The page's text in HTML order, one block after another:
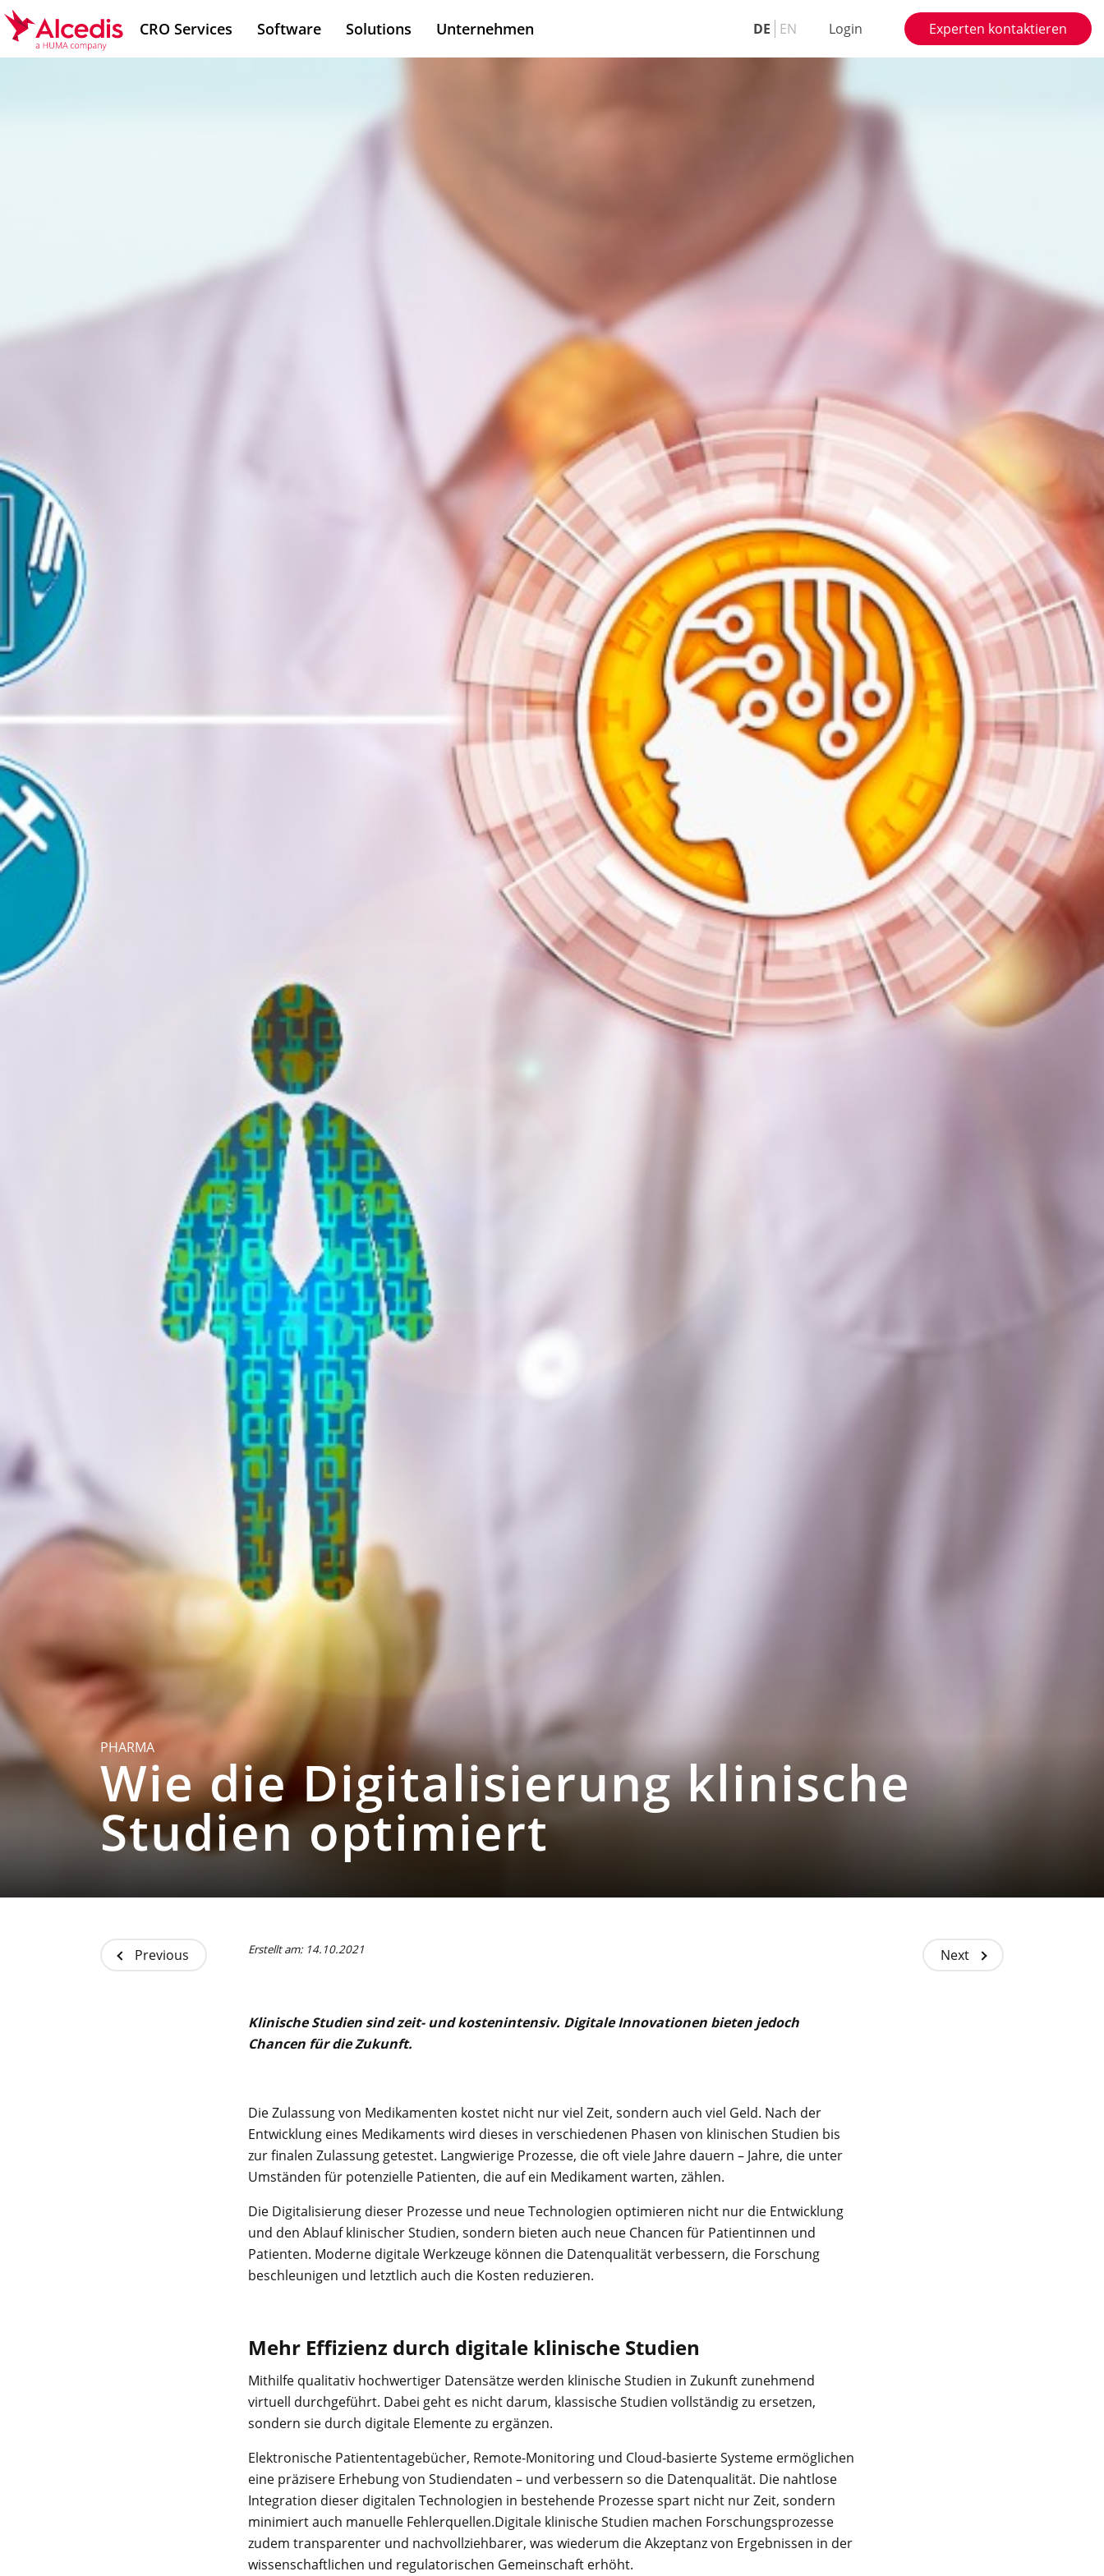
Direkt
zum
Inhalt
CRO Services Software Solutions Unternehmen DE EN Login Experten kontaktieren
PHARMA
Wie die Digitalisierung klinische
Studien optimiert
Erstellt am: 14.10.2021
Klinische Studien sind zeit- und kostenintensiv. Digitale Innovationen bieten jedoch
Chancen für die Zukunft.
Die Zulassung von Medikamenten kostet nicht nur viel Zeit, sondern auch viel Geld. Nach der
Entwicklung eines Medikaments wird dieses in verschiedenen Phasen von klinischen Studien bis
zur finalen Zulassung getestet. Langwierige Prozesse, die oft viele Jahre dauern – Jahre, die unter
Umständen für potenzielle Patienten, die auf ein Medikament warten, zählen.
Die Digitalisierung dieser Prozesse und neue Technologien optimieren nicht nur die Entwicklung
und den Ablauf klinischer Studien, sondern bieten auch neue Chancen für Patientinnen und
Patienten. Moderne digitale Werkzeuge können die Datenqualität verbessern, die Forschung
beschleunigen und letztlich auch die Kosten reduzieren.
Mehr Effizienz durch digitale klinische Studien
Mithilfe qualitativ hochwertiger Datensätze werden klinische Studien in Zukunft zunehmend
virtuell durchgeführt. Dabei geht es nicht darum, klassische Studien vollständig zu ersetzen,
sondern sie durch digitale Elemente zu ergänzen.
Elektronische Patiententagebücher, Remote-Monitoring und Cloud-basierte Systeme ermöglichen
eine präzisere Erhebung von Studiendaten – und verbessern so die Datenqualität. Die nahtlose
Integration dieser digitalen Technologien in bestehende Prozesse spart nicht nur Zeit, sondern
minimiert auch manuelle Fehlerquellen.Digitale klinische Studien machen Forschungsprozesse
zudem transparenter und nachvollziehbarer, was wiederum die Akzeptanz von Ergebnissen in der
wissenschaftlichen und regulatorischen Gemeinschaft erhöht.
Next
Previous